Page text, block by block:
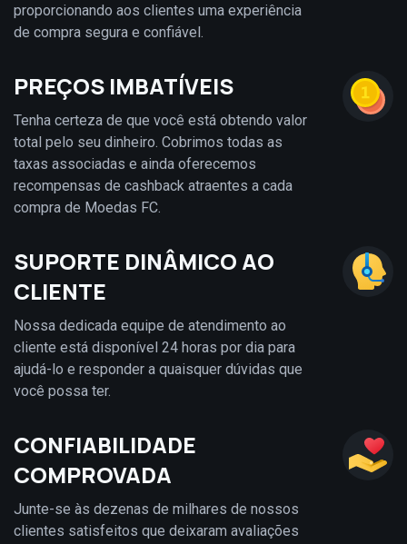
proporcionando aos clientes uma experiência
de compra segura e confiável.
PREÇOS IMBATÍVEIS
Tenha certeza de que você está obtendo valor
total pelo seu dinheiro. Cobrimos todas as
taxas associadas e ainda oferecemos
recompensas de cashback atraentes a cada
compra de Moedas FC.
SUPORTE DINÂMICO AO
CLIENTE
Nossa dedicada equipe de atendimento ao
cliente está disponível 24 horas por dia para
ajudá-lo e responder a quaisquer dúvidas que
você possa ter.
CONFIABILIDADE
COMPROVADA
Junte-se às dezenas de milhares de nossos
clientes satisfeitos que deixaram avaliações